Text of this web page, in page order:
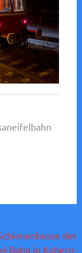
der
Bahn in Kobern-